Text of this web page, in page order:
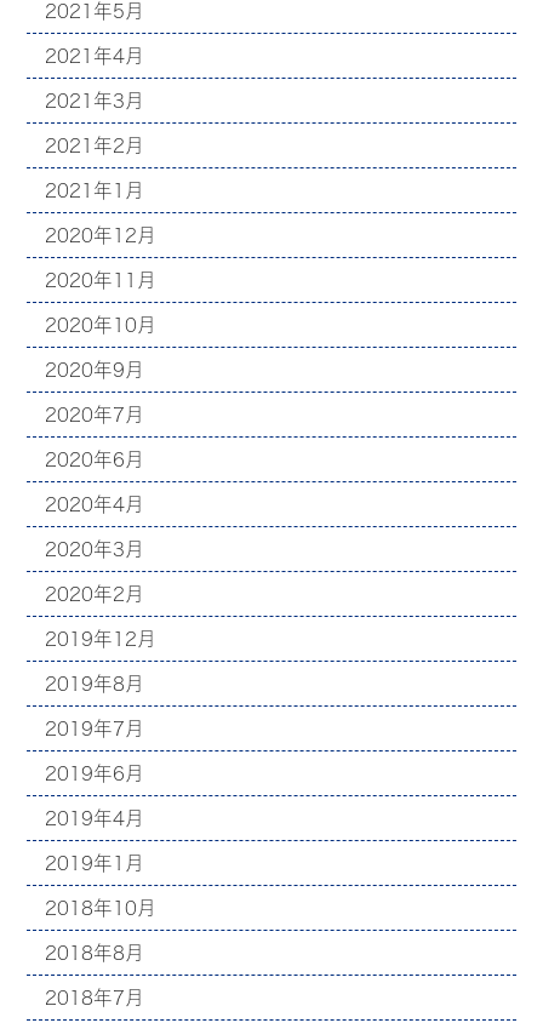
2021年5月
2021年4月
2021年3月
2021年2月
2021年1月
2020年12月
2020年11月
2020年10月
2020年9月
2020年7月
2020年6月
2020年4月
2020年3月
2020年2月
2019年12月
2019年8月
2019年7月
2019年6月
2019年4月
2019年1月
2018年10月
2018年8月
2018年7月